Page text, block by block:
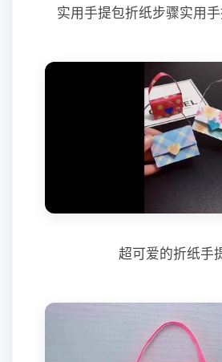
实用手提包折纸步骤实用
超可爱的折纸手